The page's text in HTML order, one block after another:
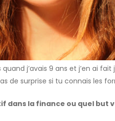
j’avais 9 ans et j’en ai fait
de surprise si tu connais les
dans la finance ou quel but